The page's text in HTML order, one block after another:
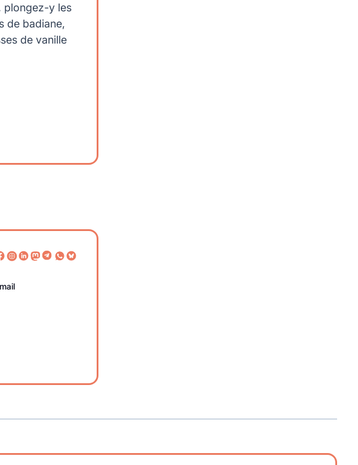
plongez-y les
de badiane,
de vanille